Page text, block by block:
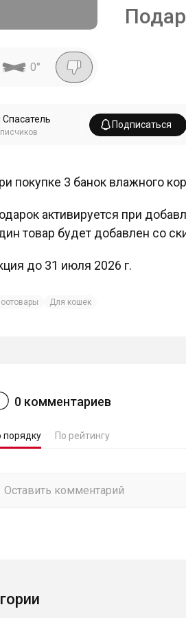
0°
Подписаться
покупке 3 банок влажного
активируется при
товар будет добавлен со
до 31 июля 2026 г.
Для кошек
0 комментариев
порядку По рейтингу